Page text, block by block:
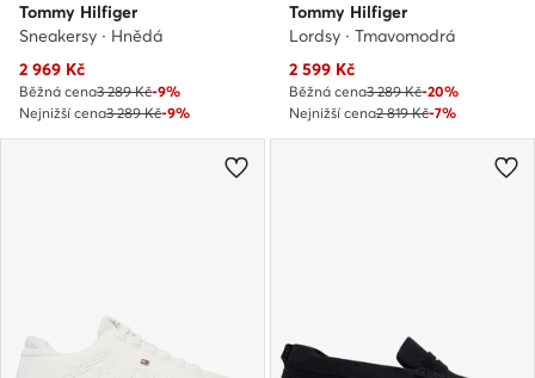
Tommy Hilfiger
Sneakersy · Hnědá
Aktuální cena
2 969 Kč
Běžná cena3 289 Kč-9%
Nejnižší cena3 289 Kč-9%
Tommy Hilfiger
Lordsy · Tmavomodrá
Aktuální cena
2 599 Kč
Běžná cena3 289 Kč-20%
Nejnižší cena2 819 Kč-7%